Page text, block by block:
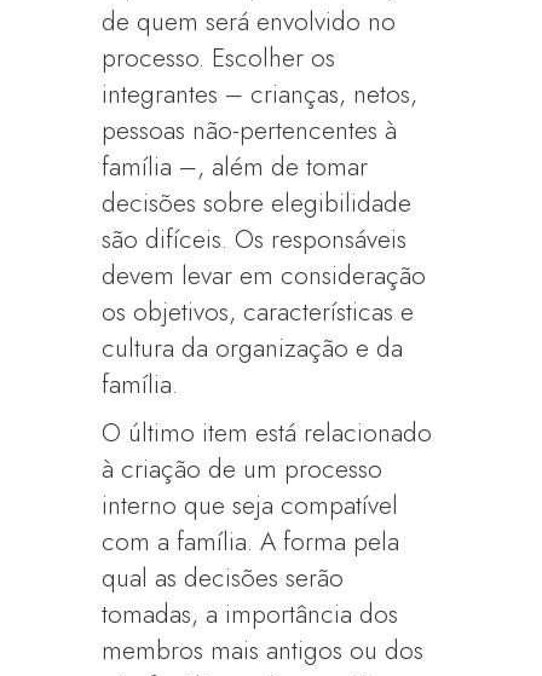
de quem será envolvido no
processo. Escolher os
integrantes – crianças, netos,
pessoas não-pertencentes à
família –, além de tomar
decisões sobre elegibilidade
são difíceis. Os responsáveis
devem levar em consideração
os objetivos, características e
cultura da organização e da
família.
O último item está relacionado
à criação de um processo
interno que seja compatível
com a família. A forma pela
qual as decisões serão
tomadas, a importância dos
membros mais antigos ou dos